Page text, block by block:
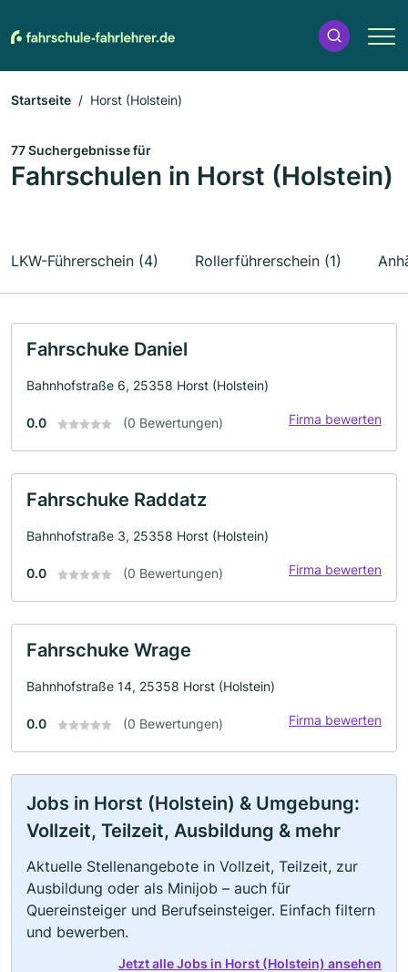
Startseite Horst (Holstein)
77 Suchergebnisse für
Fahrschulen in Horst (Holstein)
LKW-Führerschein (4) Rollerführerschein (1)
Fahrschuke Daniel
Bahnhofstraße 6, 25358 Horst (Holstein)
0.0 (0 Bewertungen) Firma bewerten
Fahrschuke Raddatz
Bahnhofstraße 3, 25358 Horst (Holstein)
0.0 (0 Bewertungen) Firma bewerten
Fahrschuke Wrage
Bahnhofstraße 14, 25358 Horst (Holstein)
0.0 (0 Bewertungen) Firma bewerten
Jobs in Horst (Holstein) & Umgebung:
Vollzeit, Teilzeit, Ausbildung & mehr
Aktuelle Stellenangebote in Vollzeit, Teilzeit, zur
Ausbildung oder als Minijob – auch für
Quereinsteiger und Berufseinsteiger. Einfach filtern
und bewerben.
Jetzt alle Jobs in Horst (Holstein) ansehen